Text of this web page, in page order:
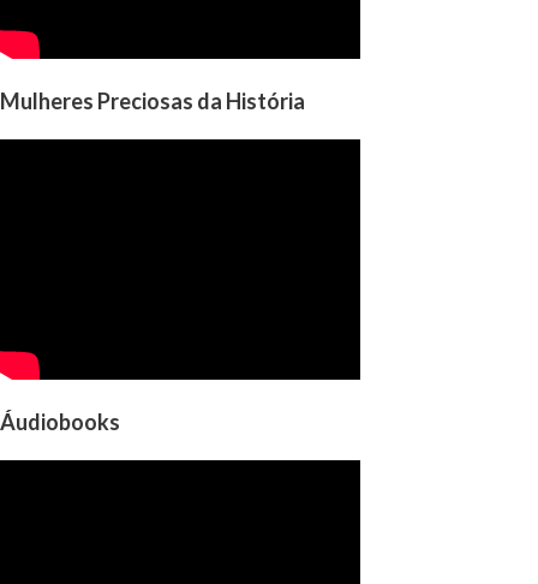
Mulheres Preciosas da História
Áudiobooks